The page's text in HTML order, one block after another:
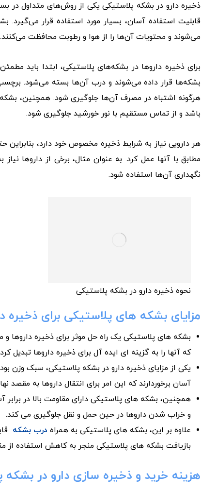
ذخیره دارو در بشکه پلاستیکی یکی از روش‌های متداول در
قابلیت استفاده آسان، بسیار مورد استفاده قرار می‌گیرد.
می‌شوند و محتویات آن‌ها را از هوا و رطوبت محافظت می‌کنند.
برای ذخیره داروها در بشکه‌های پلاستیکی، ابتدا باید
بشکه‌ها قرار داده می‌شوند و درب آن‌ها بسته می‌شود.
هرگونه اشتباه در مصرف آن‌ها جلوگیری شود. همچنین،
باشد و از تماس مستقیم با نور خورشید جلوگیری شود.
هر دارویی نیاز به شرایط ذخیره مخصوص خود دارد، بنابراین
مطابق با آنها عمل کرد. به عنوان مثال، برخی از داروها
نگهداری آن‌ها استفاده شود.
نحوه ذخیره دارو در بشکه پلاستیکی
مزایای بشکه های پلاستیکی برای ذخیره
بشکه های پلاستیکی یک راه حل موثر برای ذخیره داروها و
که آنها را به گزینه ای ایده آل برای ذخیره داروها تبدیل
یکی از مزایای ذخیره دارو در بشکه پلاستیکی، سبک وزن
آسان برخوردارند که این امر برای انتقال داروها به مقصد
همچنین، بشکه های پلاستیکی دارای مقاومت بالا در
و خراب شدن داروها در حین حمل و نقل جلوگیری می کند.
علاوه بر این، بشکه های پلاستیکی به همراه درب بشکه
بازیافت بشکه های پلاستیکی منجر به کاهش استفاده از
هزینه خرید و ذخیره سازی دارو در بشکه